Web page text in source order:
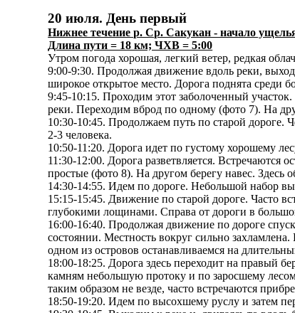
20 июля. День первый
Нижнее течение р. Ср. Сакукан - начало
Длина пути = 18 км; ЧХВ = 5:00
Утром погода хорошая, легкий ветер, редкая
9:00-9:30. Продолжая движение вдоль реки,
широкое открытое место. Дорога поднята среди
9:45-10:15. Проходим этот заболоченный
реки. Переходим вброд по одному (фото 7). На
10:30-10:45. Продолжаем путь по старой дороге.
2-3 человека.
10:50-11:20. Дорога идет по густому хорошему
11:30-12:00. Дорога разветвляется.
простые (фото 8). На другом берегу навес.
14:30-14:55. Идем по дороге. Небольшой набор
15:15-15:45. Движение по старой дороге. Часто
глубокими лощинами. Справа от дороги в
16:00-16:40. Продолжая движение по дороге
состоянии. Местность вокруг сильно
одном из островов останавливаемся на
18:00-18:25. Дорога здесь переходит на правый
камням небольшую протоку и по заросшему
таким образом не везде, часто встречаются
18:50-19:20. Идем по высохшему руслу и затем